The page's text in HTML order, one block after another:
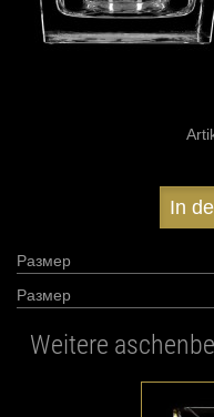
In
Размер
Размер
Weitere